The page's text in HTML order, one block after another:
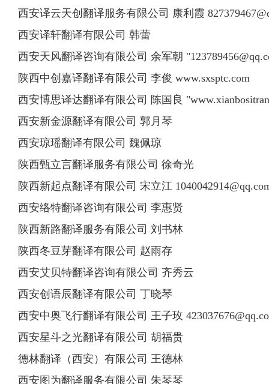
西安译云天创翻译服务有限公司 康利霞
西安译轩翻译有限公司 韩蕾
西安天风翻译咨询有限公司 余军朝 "
陕西中创嘉译翻译有限公司 李俊 www.sxsptc.com
西安博思译达翻译有限公司 陈国良
西安新金源翻译有限公司 郭月琴
西安琼瑶翻译有限公司 魏佩琼
陕西甄立言翻译服务有限公司 徐奇光
陕西新起点翻译有限公司 宋立江
西安络特翻译咨询有限公司 李惠贤
陕西新路翻译服务有限公司 刘书林
陕西冬豆芽翻译有限公司 赵雨存
西安艾贝特翻译咨询有限公司 齐秀云
西安创语辰翻译有限公司 丁晓琴
西安中奥飞行翻译有限公司 王子玫
西安星斗之光翻译有限公司 胡福贵
德林翻译（西安）有限公司 王德林
西安图为翻译服务有限公司 朱琴琴